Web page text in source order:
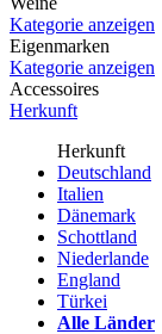
Kategorie anzeigen
Eigenmarken
Kategorie anzeigen
Accessoires
Herkunft
Herkunft
Deutschland
Italien
Dänemark
Schottland
Niederlande
England
Türkei
Alle Länder